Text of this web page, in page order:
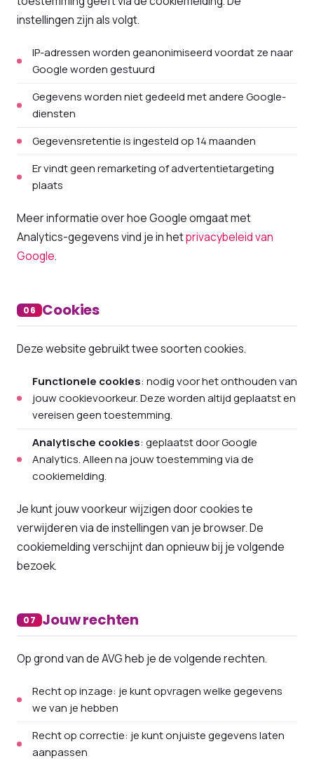
instellingen zijn als volgt.
IP-adressen worden geanonimiseerd voordat ze naar
Google worden gestuurd
Gegevens worden niet gedeeld met andere Google-
diensten
Gegevensretentie is ingesteld op 14 maanden
Er vindt geen remarketing of advertentietargeting
plaats
Meer informatie over hoe Google omgaat met
Analytics-gegevens vind je in hetprivacybeleid van
Google.
06 Cookies
Deze website gebruikt twee soorten cookies.
Functionele cookies: nodig voor het onthouden van
jouw cookievoorkeur. Deze worden altijd geplaatst en
vereisen geen toestemming.
Analytische cookies: geplaatst door Google
Analytics. Alleen na jouw toestemming via de
cookiemelding.
Je kunt jouw voorkeur wijzigen door cookies te
verwijderen via de instellingen van je browser. De
cookiemelding verschijnt dan opnieuw bij je volgende
bezoek.
07 Jouw rechten
Op grond van de AVG heb je de volgende rechten.
Recht op inzage: je kunt opvragen welke gegevens
we van je hebben
Recht op correctie: je kunt onjuiste gegevens laten
aanpassen